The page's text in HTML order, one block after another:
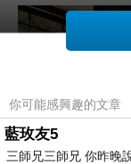
你可能感興趣的文章
藍玫友5
三師兄三師兄 你昨晚